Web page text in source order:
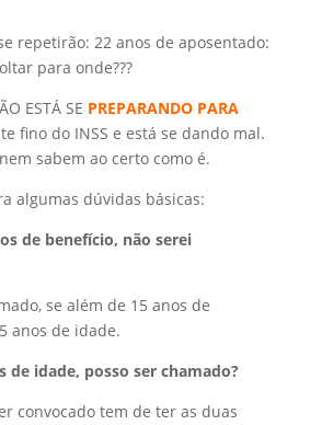
repetirão: 22 anos de aposentado:
para onde???
ESTÁ SE PREPARANDO PARA
fino do INSS e está se dando mal.
sabem ao certo como é.
algumas dúvidas básicas:
de benefício, não serei
se além de 15 anos de
anos de idade.
de idade, posso ser chamado?
convocado tem de ter as duas